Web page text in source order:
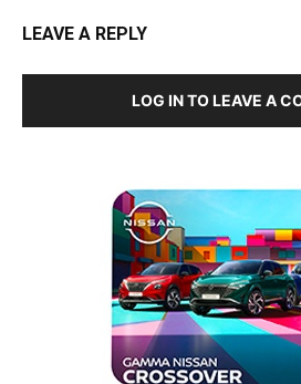
LEAVE A REPLY
LOG IN TO LEAVE A